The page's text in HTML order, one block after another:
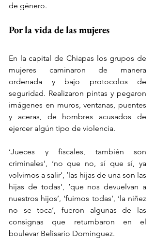
de género.
Por la vida de las mujeres
En la capital de Chiapas los grupos de
mujeres caminaron de manera
ordenada y bajo protocolos de
seguridad. Realizaron pintas y pegaron
imágenes en muros, ventanas, puentes
y aceras, de hombres acusados de
ejercer algún tipo de violencia.
‘Jueces y fiscales, también son
criminales’, ‘no que no, sí que sí, ya
volvimos a salir’, ‘las hijas de una son las
hijas de todas’, ‘que nos devuelvan a
nuestros hijos’, ‘fuimos todas’, ‘la niñez
no se toca’, fueron algunas de las
consignas que retumbaron en el
boulevar Belisario Domínguez.